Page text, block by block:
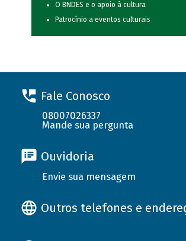
O BNDES e o apoio à cultura
Patrocínio a eventos culturais
Fale Conosco
08007026337
Mande sua pergunta
Ouvidoria
Envie sua mensagem
Outros telefones e